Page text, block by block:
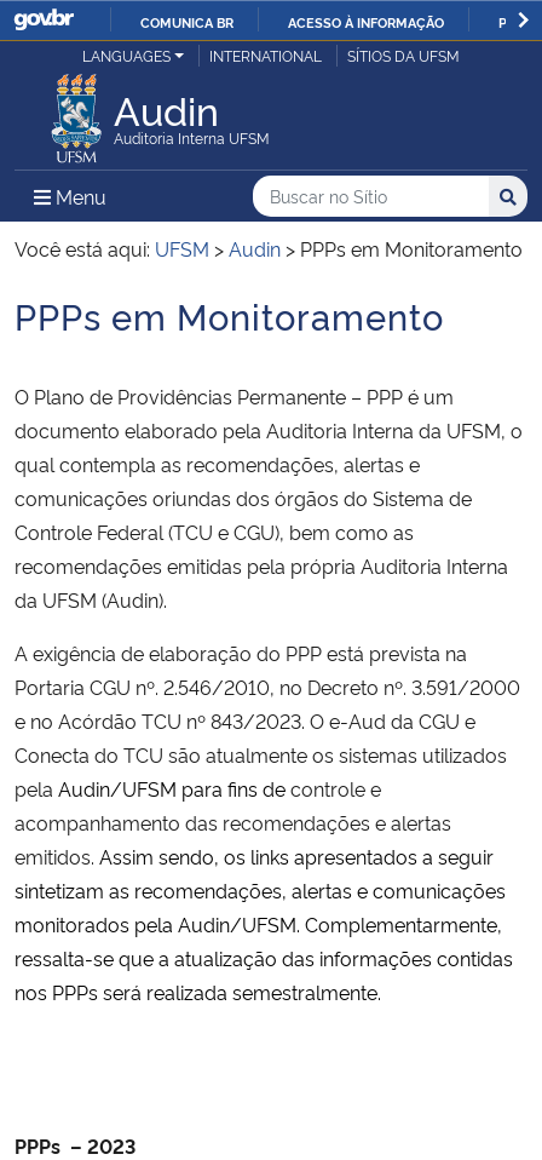
IR
COMUNICA BR ACESSO À INFORMAÇÃO
Ministério da Justiça e Segurança Pública
Ministério da Defesa
Ministério das Relações Exteriores
Ministério da Economia
Ministério da Agricultura, Pecuária e Abastecimento
Ministério da Educação
Ministério da Cidadania
Ministério de Minas e Energia
Ministério da Ciência, Tecnologia, Inovações e Comunicações
Ministério do Meio Ambiente
Ministério do Turismo
Ministério do Desenvolvimento Regional
Secretaria-Geral
LANGUAGES INTERNATIONAL SÍTIOS DA UFSM
Audin
Auditoria Interna UFSM
Menu Menu Principal do Sítio
Busca
Buscar no no Sítio
Busca:
Você está aqui: UFSM >Audin > PPPs em Monitoramento
Início do conteúdo
PPPs em Monitoramento
O Plano de Providências Permanente – PPP é um
documento elaborado pela Auditoria Interna da UFSM, o
qual contempla as recomendações, alertas e
comunicações oriundas dos órgãos do Sistema de
Controle Federal (TCU e CGU), bem como as
recomendações emitidas pela própria Auditoria Interna
da UFSM (Audin).
A exigência de elaboração do PPP está prevista na
Portaria CGU nº. 2.546/2010, no Decreto nº. 3.591/2000
e no Acórdão TCU nº 843/2023. O e-Aud da CGU e
Conecta do TCU são atualmente os sistemas utilizados
pela Audin/UFSM para fins decontrole e
acompanhamento das recomendações e alertas
emitidos. Assim sendo, os links apresentados a seguir
sintetizam as recomendações, alertas e comunicações
monitorados pela Audin/UFSM. Complementarmente,
ressalta-se que a atualização das informações contidas
nos PPPs será realizada semestralmente.
PPPs – 2023